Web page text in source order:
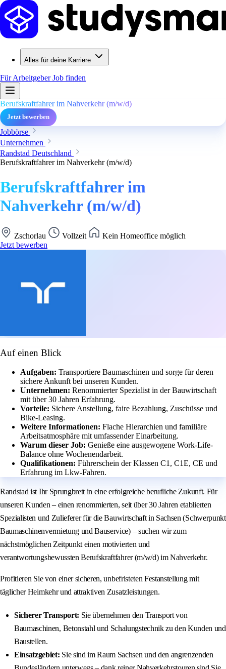
Alles für deine Karriere
Für ArbeitgeberJob finden
Berufskraftfahrer im Nahverkehr (m/w/d)
Jetzt bewerben
Jobbörse
Unternehmen
Randstad Deutschland
Berufskraftfahrer im Nahverkehr (m/w/d)
Berufskraftfahrer im
Nahverkehr (m/w/d)
Zschorlau Vollzeit
Kein Homeoffice möglich
Jetzt bewerben
Auf einen Blick
Aufgaben: Transportiere Baumaschinen und sorge für deren
sichere Ankunft bei unseren Kunden.
Unternehmen: Renommierter Spezialist in der Bauwirtschaft
mit über 30 Jahren Erfahrung.
Vorteile: Sichere Anstellung, faire Bezahlung, Zuschüsse und
Bike-Leasing.
Weitere Informationen: Flache Hierarchien und familiäre
Arbeitsatmosphäre mit umfassender Einarbeitung.
Warum dieser Job: Genieße eine ausgewogene Work-Life-
Balance ohne Wochenendarbeit.
Qualifikationen: Führerschein der Klassen C1, C1E, CE und
Erfahrung im Lkw-Fahren.
Randstad ist Ihr Sprungbrett in eine erfolgreiche berufliche Zukunft. Für
unseren Kunden – einen renommierten, seit über 30 Jahren etablierten
Spezialisten und Zulieferer für die Bauwirtschaft in Sachsen (Schwerpunkt
Baumaschinenvermietung und Bauservice) – suchen wir zum
nächstmöglichen Zeitpunkt einen motivierten und
verantwortungsbewussten Berufskraftfahrer (m/w/d) im Nahverkehr.
Profitieren Sie von einer sicheren, unbefristeten Festanstellung mit
täglicher Heimkehr und attraktiven Zusatzleistungen.
Sicherer Transport: Sie übernehmen den Transport von
Baumaschinen, Betonstahl und Schalungstechnik zu den Kunden und
Baustellen.
Einsatzgebiet: Sie sind im Raum Sachsen und den angrenzenden